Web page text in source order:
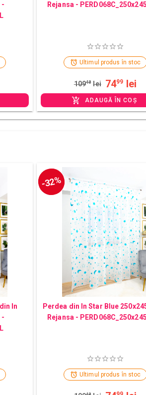
-
Rejansa -
Ultimul produs în stoc
10948 lei 7499 lei
ADAUGĂ ÎN COȘ
In
-
-32%
Perdea din In Star Blue
Rejansa -
Ultimul produs în stoc